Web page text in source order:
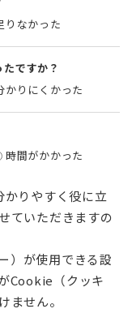
りなかった
ですか？
かりにくかった
時間がかかった
かりやすく役に立
ていただきますの
）が使用できる設
Cookie（クッキ
ません。